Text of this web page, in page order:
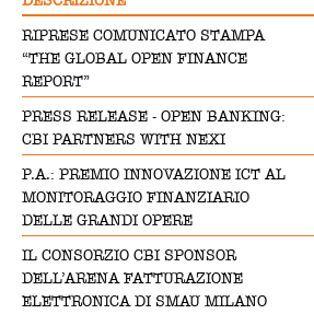
RIPRESE COMUNICATO STAMPA
“THE GLOBAL OPEN FINANCE
REPORT”
PRESS RELEASE - OPEN BANKING:
CBI PARTNERS WITH NEXI
P.A.: PREMIO INNOVAZIONE ICT AL
MONITORAGGIO FINANZIARIO
DELLE GRANDI OPERE
IL CONSORZIO CBI SPONSOR
DELL’ARENA FATTURAZIONE
ELETTRONICA DI SMAU MILANO